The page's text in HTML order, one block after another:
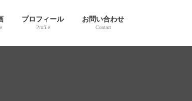
プロフィール
Profile
お問い合わせ
Contact